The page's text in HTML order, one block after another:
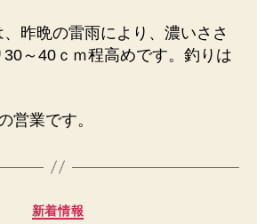
木）
昨晩の雷雨により、濃いささ
～40ｃｍ程高めです。釣りは
営業です。
カ
新着情報